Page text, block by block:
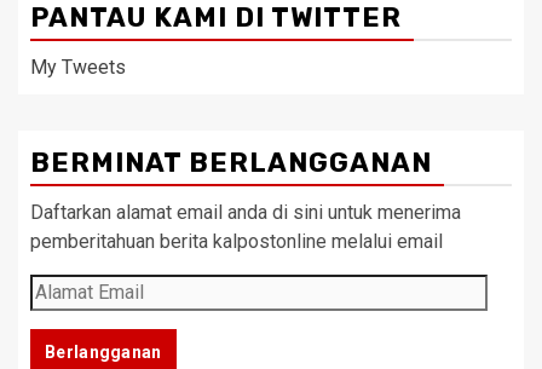
PANTAU KAMI DI TWITTER
My Tweets
BERMINAT BERLANGGANAN
Daftarkan alamat email anda di sini untuk menerima
pemberitahuan berita kalpostonline melalui email
Alamat
Email
Berlangganan